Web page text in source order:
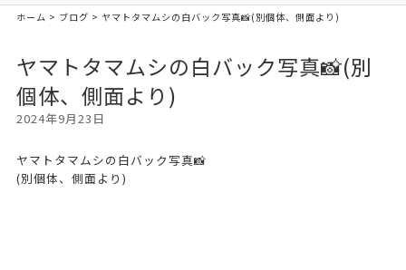
ホーム > ブログ > ヤマトタマムシの白バック写真📸(別個体、側面より)
ヤマトタマムシの白バック写真📸(別
個体、側面より)
2024年9月23日
ヤマトタマムシの白バック写真📸
(別個体、側面より)